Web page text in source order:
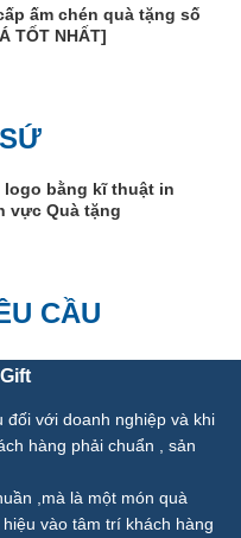
ấm chén quà tặng số
TỐT NHẤT]
bằng kĩ thuật in
vực Quà tặng
CẦU
với doanh nghiệp và khi
hàng phải chuẩn , sản
,mà là một món quà
vào tâm trí khách hàng